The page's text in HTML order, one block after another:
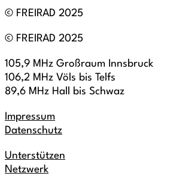
© FREIRAD 2025
© FREIRAD 2025
105,9 MHz Großraum Innsbruck
106,2 MHz Völs bis Telfs
89,6 MHz Hall bis Schwaz
Impressum
Datenschutz
Unterstützen
Netzwerk